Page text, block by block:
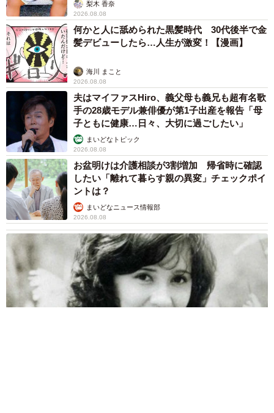
梨木 香奈
2026.08.08
何かと人に舐められた黒髪時代 30代後半で金
髪デビューしたら…人生が激変！【漫画】
海川 まこと
2026.08.08
夫はマイファスHiro、義父母も義兄も超有名歌
手の28歳モデル兼俳優が第1子出産を報告「母
子ともに健康…日々、大切に過ごしたい」
まいどなトピック
2026.08.08
お盆明けは介護相談が3割増加 帰省時に確認
したい「離れて暮らす親の異変」チェックポイ
ントは？
まいどなニュース情報部
2026.08.08